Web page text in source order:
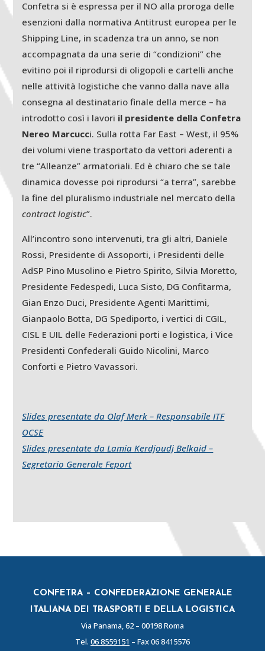
Confetra si è espressa per il NO alla proroga delle
esenzioni dalla normativa Antitrust europea per le
Shipping Line, in scadenza tra un anno, se non
accompagnata da una serie di “condizioni” che
evitino poi il riprodursi di oligopoli e cartelli anche
nelle attività logistiche che vanno dalla nave alla
consegna al destinatario finale della merce – ha
introdotto così i lavori il presidente della Confetra
Nereo Marcucci. Sulla rotta Far East – West, il 95%
dei volumi viene trasportato da vettori aderenti a
tre “Alleanze” armatoriali. Ed è chiaro che se tale
dinamica dovesse poi riprodursi “a terra”, sarebbe
la fine del pluralismo industriale nel mercato della
contract logistic”.
All’incontro sono intervenuti, tra gli altri, Daniele
Rossi, Presidente di Assoporti, i Presidenti delle
AdSP Pino Musolino e Pietro Spirito, Silvia Moretto,
Presidente Fedespedi, Luca Sisto, DG Confitarma,
Gian Enzo Duci, Presidente Agenti Marittimi,
Gianpaolo Botta, DG Spediporto, i vertici di CGIL,
CISL E UIL delle Federazioni porti e logistica, i Vice
Presidenti Confederali Guido Nicolini, Marco
Conforti e Pietro Vavassori.
Slides presentate da Olaf Merk – Responsabile ITF
OCSE
Slides presentate da Lamia Kerdjoudj Belkaid –
Segretario Generale Feport
CONFETRA – CONFEDERAZIONE GENERALE
ITALIANA DEI TRASPORTI E DELLA LOGISTICA
Via Panama, 62 – 00198 Roma
Tel. 06 8559151 – Fax 06 8415576